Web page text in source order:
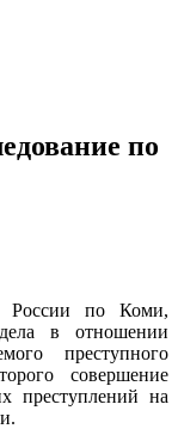
по
по Коми,
дела в отношении
преступного
совершение
преступлений на